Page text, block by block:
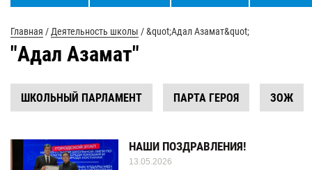
Главная / Деятельность школы /&quot;Адал Азамат&quot;
"Адал Азамат"
ШКОЛЬНЫЙ ПАРЛАМЕНТ ПАРТА ГЕРОЯ ЗОЖ
НАШИ ПОЗДРАВЛЕНИЯ!
13.05.2026